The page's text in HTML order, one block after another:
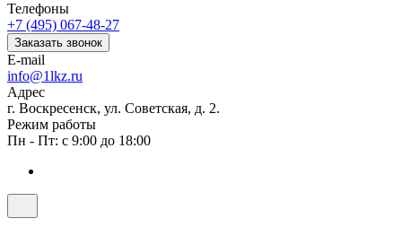
Телефоны
+7 (495) 067-48-27
Заказать звонок
E-mail
info@1lkz.ru
Адрес
г. Воскресенск, ул. Советская, д. 2.
Режим работы
Пн - Пт: с 9:00 до 18:00